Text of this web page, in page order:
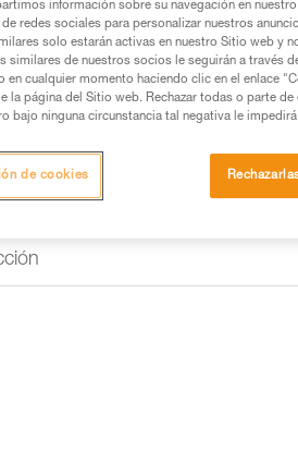
información sobre su navegación en
redes sociales para personalizar nuestros
solo estarán activas en nuestro Sitio web y
similares de nuestros socios le seguirán a través
en cualquier momento haciendo clic en el enlace
la página del Sitio web. Rechazar todas o parte
bajo ninguna circunstancia tal negativa le
de cookies